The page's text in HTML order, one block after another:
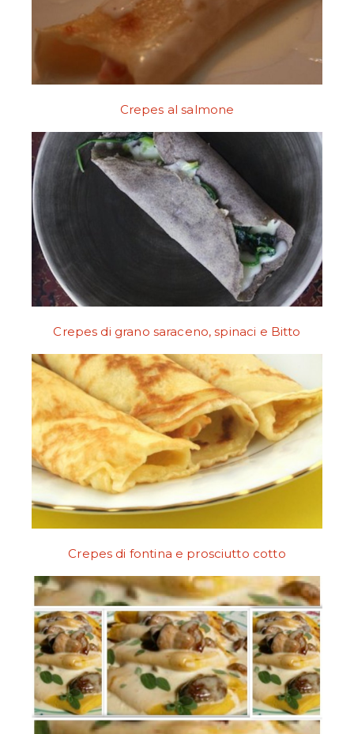
Crepes al salmone
Crepes di grano saraceno, spinaci e Bitto
Crepes di fontina e prosciutto cotto